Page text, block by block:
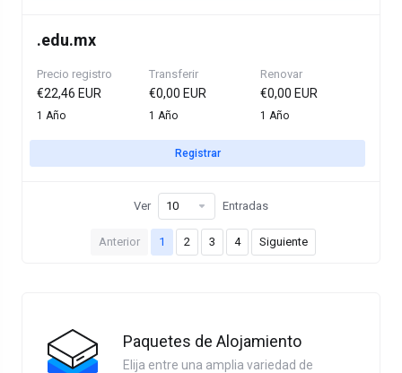
.edu.mx
Precio registro
€22,46 EUR
1 Año
Transferir
€0,00 EUR
1 Año
Renovar
€0,00 EUR
1 Año
Registrar
Anterior 1 2 3 4 Siguiente
Ver Entradas
Paquetes de Alojamiento
Elija entre una amplia variedad de